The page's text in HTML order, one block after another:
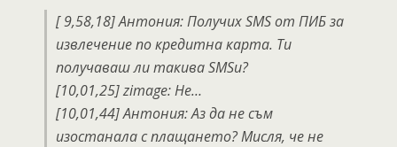
[ 9,58,18] Антония: Получих SMS от ПИБ за
извлечение по кредитна карта. Tи
получаваш ли такива SMSи?
[10,01,25] zimage: Не…
[10,01,44] Антония: Аз да не съм
изостанала с плащането? Мисля, че не